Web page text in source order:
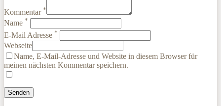
Kommentar *
Name *
E-Mail Adresse *
Webseite
Name, E-Mail-Adresse und Website in diesem Browser für
meinen nächsten Kommentar speichern.